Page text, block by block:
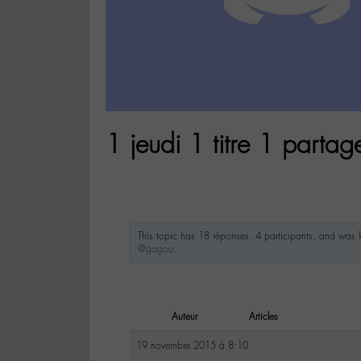
1 jeudi 1 titre 1
This topic has 18 réponses, 4 participants, and was
@gagoo.
Auteur Articles
19 novembre 2015 à 8:10